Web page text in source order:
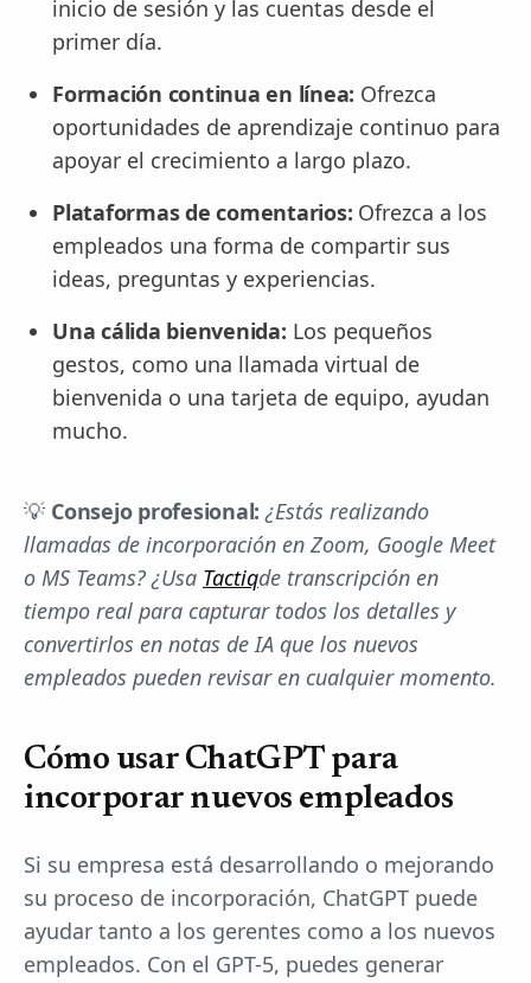
inicio de sesión y las cuentas desde el
primer día.
Formación continua en línea: Ofrezca
oportunidades de aprendizaje continuo para
apoyar el crecimiento a largo plazo.
Plataformas de comentarios: Ofrezca a los
empleados una forma de compartir sus
ideas, preguntas y experiencias.
Una cálida bienvenida: Los pequeños
gestos, como una llamada virtual de
bienvenida o una tarjeta de equipo, ayudan
mucho.
💡 Consejo profesional: ¿Estás realizando
llamadas de incorporación en Zoom, Google Meet
o MS Teams? ¿Usa Tactiqde transcripción en
tiempo real para capturar todos los detalles y
convertirlos en notas de IA que los nuevos
empleados pueden revisar en cualquier momento.
Cómo usar ChatGPT para
incorporar nuevos empleados
Si su empresa está desarrollando o mejorando
su proceso de incorporación, ChatGPT puede
ayudar tanto a los gerentes como a los nuevos
empleados. Con el GPT-5, puedes generar